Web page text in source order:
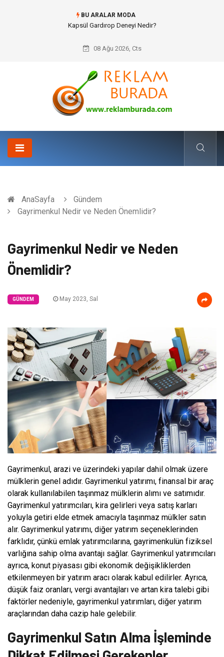
BU ARALAR MODA
Ataşehir Gitar Dersi Ve Modern Yaşamda Sanatla Gelen Dinginlik
08 Ağu 2026, Cts
AnaSayfa
Gündem
Gayrimenkul Nedir ve Neden Önemlidir?
Gayrimenkul Nedir ve Neden
Önemlidir?
GÜNDEM May 2023, Sal
Gayrimenkul, arazi ve üzerindeki yapılar dahil olmak üzere
mülklerin genel adıdır. Gayrimenkul yatırımı, finansal bir araç
olarak kullanılabilen taşınmaz mülklerin alımı ve satımıdır.
Gayrimenkul yatırımcıları, kira gelirleri veya satış karları
yoluyla getiri elde etmek amacıyla taşınmaz mülkler satın
alır. Gayrimenkul yatırımı, diğer yatırım seçeneklerinden
farklıdır, çünkü emlak yatırımcılarına, gayrimenkulün fiziksel
varlığına sahip olma avantajı sağlar. Gayrimenkul yatırımcıları
ayrıca, konut piyasası gibi ekonomik değişikliklerden
etkilenmeyen bir yatırım aracı olarak kabul edilirler. Ayrıca,
düşük faiz oranları, vergi avantajları ve artan kira talebi gibi
faktörler nedeniyle, gayrimenkul yatırımları, diğer yatırım
araçlarından daha cazip hale gelebilir.
Gayrimenkul Satın Alma İşleminde